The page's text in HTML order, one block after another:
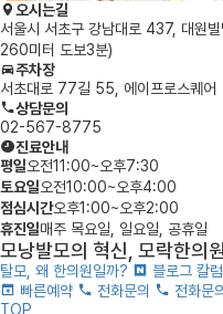
오시는길
서울시 서초구 강남대로 437, 대원
260미터 도보3분)
주차장
서초대로 77길 55, 에이프로스퀘어
상담문의
02-567-8775
진료안내
평일오전11:00~오후7:30
토요일오전10:00~오후4:00
점심시 간오후1:00~오후2:00
휴진일매주 목요일, 일요일, 공휴일
모낭발모의 혁신, 모락한의원
탈모, 왜 한의원일까?
블로그 칼
빠른예약
전화문의 전화문의
TOP